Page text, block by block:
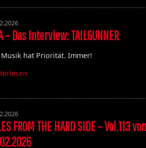
– Das Interview: TAILGUNNER
Musik hat Priorität. Immer!
FROM THE HARD SIDE – Vol.113